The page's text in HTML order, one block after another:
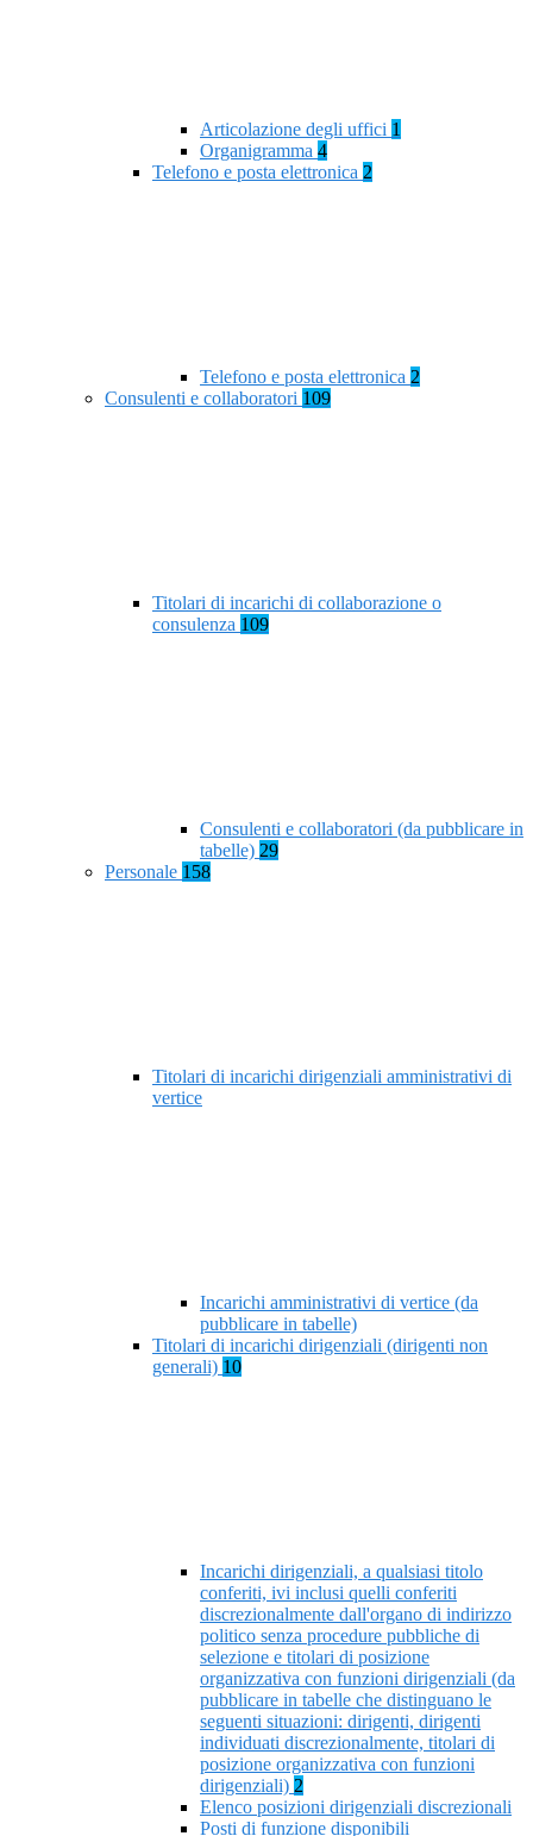
Articolazione degli uffici 1
Organigramma 4
Telefono e posta elettronica 2
Telefono e posta elettronica 2
Consulenti e collaboratori 109
Titolari di incarichi di collaborazione o
consulenza 109
Consulenti e collaboratori (da pubblicare in
tabelle) 29
Personale 158
Titolari di incarichi dirigenziali amministrativi di
vertice
Incarichi amministrativi di vertice (da
pubblicare in tabelle)
Titolari di incarichi dirigenziali (dirigenti non
generali) 10
Incarichi dirigenziali, a qualsiasi titolo
conferiti, ivi inclusi quelli conferiti
discrezionalmente dall'organo di indirizzo
politico senza procedure pubbliche di
selezione e titolari di posizione
organizzativa con funzioni dirigenziali (da
pubblicare in tabelle che distinguano le
seguenti situazioni: dirigenti, dirigenti
individuati discrezionalmente, titolari di
posizione organizzativa con funzioni
dirigenziali) 2
Elenco posizioni dirigenziali discrezionali
Posti di funzione disponibili